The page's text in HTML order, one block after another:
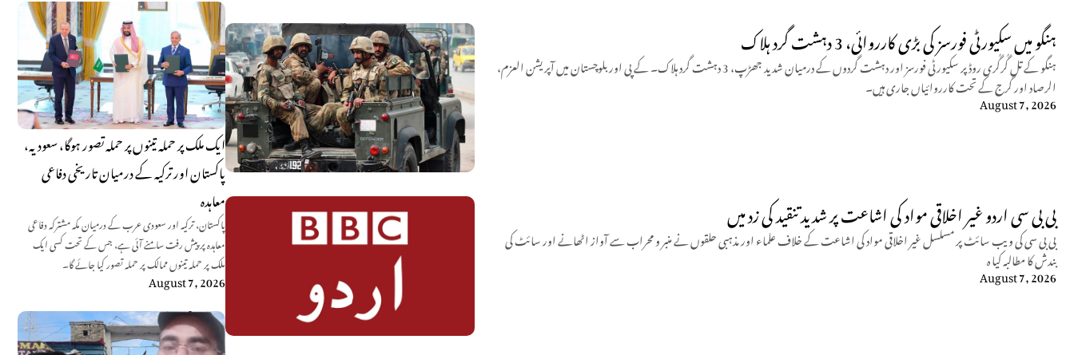
ایک ملک پر حملہ تینوں پر حملہ تصور ہوگا، سعودیہ،
پاکستان اور ترکیہ کے درمیان تاریخی دفاعی
معاہدہ
پاکستان، ترکیہ اور سعودی عرب کے درمیان مکہ مشترکہ دفاعی
معاہدہ پر پیش رفت سامنے آئی ہے، جس کے تحت کسی ایک
ملک پر حملہ تینوں ممالک پر حملہ تصور کیا جائے گا۔
August 7, 2026
ہنگو میں سکیورٹی فورسز کی بڑی کارروائی، 3 دہشت گرد ہلاک
ہنگو کے تل گُرگُری روڈ پر سکیورٹی فورسز اور دہشت گردوں کے درمیان شدید جھڑپ، 3 دہشت گرد ہلاک۔ کے پی اور بلوچستان میں آپریشن العزم،
الرصاد اور گرج کے تحت کارروائیاں جاری ہیں۔
August 7, 2026
بی بی سی اردو غیر اخلاقی مواد کی اشاعت پر شدید تنقید کی زد میں
بی بی سی کی ویب سائٹ پر مسلسل غیر اخلاقی مواد کی اشاعت کے خلاف علماء اور مذہبی حلقوں نے منبر و محراب سے آواز اٹھانے اور سائٹ کی
بندش کا مطالبہ کیا ہ
August 7, 2026